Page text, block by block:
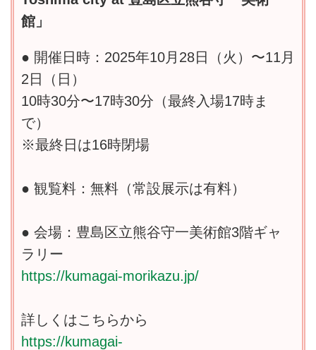
館」
● 開催日時：2025年10月28日（火）〜11月
2日（日）
10時30分〜17時30分（最終入場17時ま
で）
※最終日は16時閉場
● 観覧料：無料（常設展示は有料）
● 会場：豊島区立熊谷守一美術館3階ギャ
ラリー
https://kumagai-morikazu.jp/
詳しくはこちらから
https://kumagai-